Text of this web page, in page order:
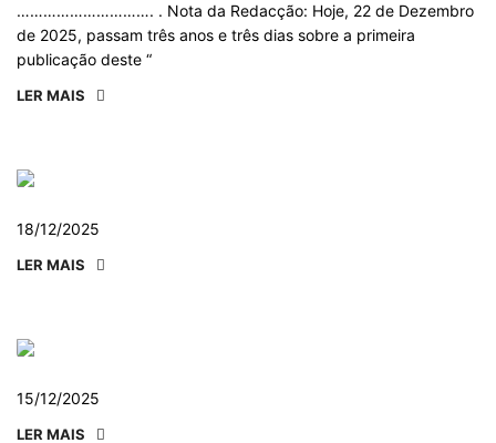
…………………………. . Nota da Redacção: Hoje, 22 de Dezembro
de 2025, passam três anos e três dias sobre a primeira
publicação deste “
LER MAIS
18/12/2025
LER MAIS
15/12/2025
LER MAIS